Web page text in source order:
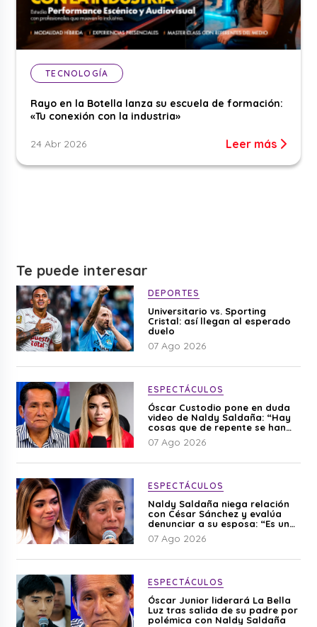
TECNOLOGÍA
Rayo en la Botella lanza su escuela de formación:
«Tu conexión con la industria»
24 Abr 2026 Leer más
Te puede interesar
DEPORTES
Universitario vs. Sporting
Cristal: así llegan al esperado
duelo
07 Ago 2026
ESPECTÁCULOS
Óscar Custodio pone en duda
video de Naldy Saldaña: “Hay
cosas que de repente se han
editado”
07 Ago 2026
ESPECTÁCULOS
Naldy Saldaña niega relación
con César Sánchez y evalúa
denunciar a su esposa: “Es una
difamación”
07 Ago 2026
ESPECTÁCULOS
Óscar Junior liderará La Bella
Luz tras salida de su padre por
polémica con Naldy Saldaña